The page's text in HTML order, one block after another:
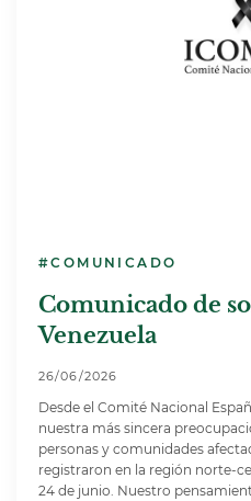
#COMUNICADO
Comunicado de
Venezuela
26/06/2026
Desde el Comité Nacional
nuestra más sincera
personas y comunidades
registraron en la región norte-
24 de junio. Nuestro